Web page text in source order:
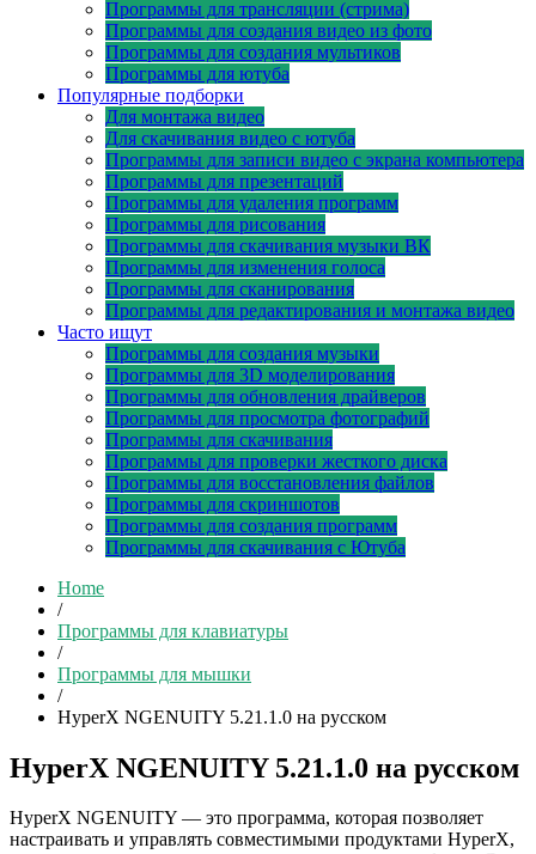
Программы для трансляции (стрима)
Программы для создания видео из фото
Программы для создания мультиков
Программы для ютуба
Популярные подборки
Для монтажа видео
Для скачивания видео с ютуба
Программы для записи видео с экрана компьютера
Программы для презентаций
Программы для удаления программ
Программы для рисования
Программы для скачивания музыки ВК
Программы для изменения голоса
Программы для сканирования
Программы для редактирования и монтажа видео
Часто ищут
Программы для создания музыки
Программы для 3D моделирования
Программы для обновления драйверов
Программы для просмотра фотографий
Программы для скачивания
Программы для проверки жесткого диска
Программы для восстановления файлов
Программы для скриншотов
Программы для создания программ
Программы для скачивания с Ютуба
Home
/
Программы для клавиатуры
/
Программы для мышки
/
HyperX NGENUITY 5.21.1.0 на русском
HyperX NGENUITY 5.21.1.0 на русском
HyperX NGENUITY — это программа, которая позволяет
настраивать и управлять совместимыми продуктами HyperX,